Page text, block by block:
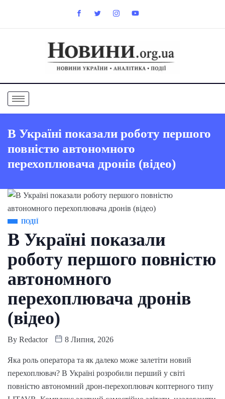
В Україні показали роботу першого
повністю автономного
перехоплювача дронів (відео)
ПОДІЇ
В Україні показали
роботу першого повністю
автономного
перехоплювача дронів
(відео)
By Redactor 8 Липня, 2026
Яка роль оператора та як далеко може залетіти новий
перехоплювач? В Україні розробили перший у світі
повністю автономний дрон-перехоплювач коптерного типу